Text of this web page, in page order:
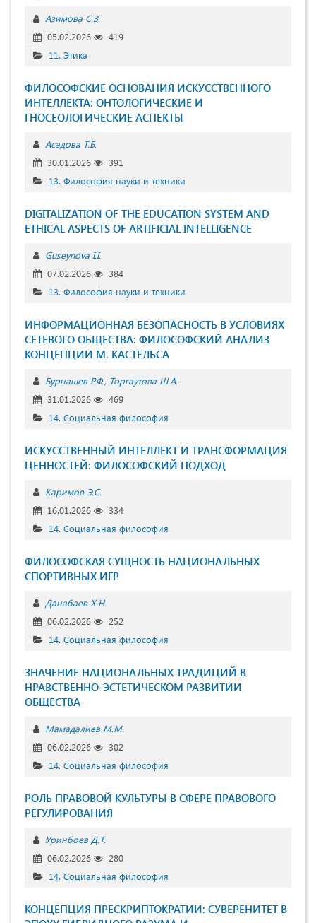
Азимова С.З.
05.02.2026
419
11. Этика
ФИЛОСОФСКИЕ ОСНОВАНИЯ ИСКУССТВЕННОГО
ИНТЕЛЛЕКТА: ОНТОЛОГИЧЕСКИЕ И
ГНОСЕОЛОГИЧЕСКИЕ АСПЕКТЫ
Асадова Т.Б.
30.01.2026
391
13. Философия науки и техники
DIGITALIZATION OF THE EDUCATION SYSTEM AND
ETHICAL ASPECTS OF ARTIFICIAL INTELLIGENCE
Guseynova I.I.
07.02.2026
384
13. Философия науки и техники
ИНФОРМАЦИОННАЯ БЕЗОПАСНОСТЬ В УСЛОВИЯХ
СЕТЕВОГО ОБЩЕСТВА: ФИЛОСОФСКИЙ АНАЛИЗ
КОНЦЕПЦИИ М. КАСТЕЛЬСА
Бурнашев Р.Ф. Торгаутова Ш.А.
31.01.2026
469
14. Социальная философия
ИСКУССТВЕННЫЙ ИНТЕЛЛЕКТ И ТРАНСФОРМАЦИЯ
ЦЕННОСТЕЙ: ФИЛОСОФСКИЙ ПОДХОД
Каримов Э.С.
16.01.2026
334
14. Социальная философия
ФИЛОСОФСКАЯ СУЩНОСТЬ НАЦИОНАЛЬНЫХ
СПОРТИВНЫХ ИГР
Данабаев Х.Н.
06.02.2026
252
14. Социальная философия
ЗНАЧЕНИЕ НАЦИОНАЛЬНЫХ ТРАДИЦИЙ В
НРАВСТВЕННО-ЭСТЕТИЧЕСКОМ РАЗВИТИИ
ОБЩЕСТВА
Мамадалиев М.М.
06.02.2026
302
14. Социальная философия
РОЛЬ ПРАВОВОЙ КУЛЬТУРЫ В СФЕРЕ ПРАВОВОГО
РЕГУЛИРОВАНИЯ
Уринбоев Д.Т.
06.02.2026
280
14. Социальная философия
КОНЦЕПЦИЯ ПРЕСКРИПТОКРАТИИ: СУВЕРЕНИТЕТ В